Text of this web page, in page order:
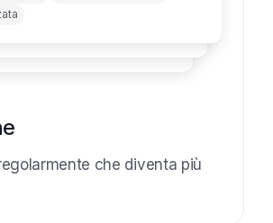
che diventa più